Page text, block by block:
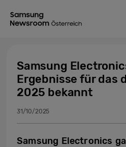
Samsung
Ergebnisse für das
2025 bekannt
31/10/2025
Samsung Electronics